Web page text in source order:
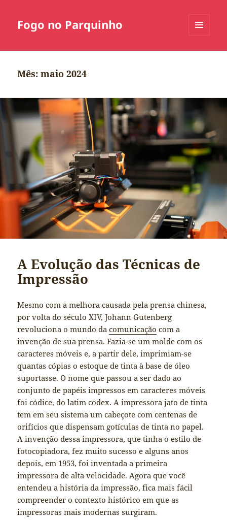
Fogo no Parquinho
Mês:maio 2024
A Evolução das Técnicas de
Impressão
Mesmo com a melhora causada pela prensa chinesa,
por volta do século XIV, Johann Gutenberg
revoluciona o mundo dacomunicação com a
invenção de sua prensa. Fazia-se um molde com os
caracteres móveis e, a partir dele, imprimiam-se
quantas cópias o estoque de tinta à base de óleo
suportasse. O nome que passou a ser dado ao
conjunto de papéis impressos em caracteres móveis
foi códice, do latim codex. A impressora jato de tinta
tem em seu sistema um cabeçote com centenas de
orifícios que dispensam gotículas de tinta no papel.
A invenção dessa impressora, que tinha o estilo de
fotocopiadora, fez muito sucesso e alguns anos
depois, em 1953, foi inventada a primeira
impressora de alta velocidade. Agora que você
entendeu a história da impressão, fica mais fácil
compreender o contexto histórico em que as
impressoras mais modernas surgiram.